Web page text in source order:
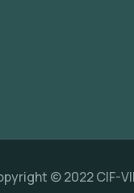
© 2022 CIF-